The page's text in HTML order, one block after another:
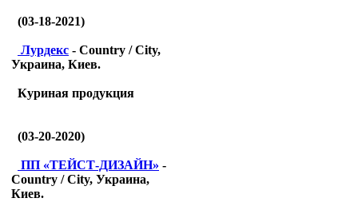
(03-18-2021)
Лурдекс - Country / City,
Украина, Киев.
Куриная продукция
(03-20-2020)
ПП «ТЕЙСТ-ДИЗАЙН» -
Country / City, Украина,
Киев.